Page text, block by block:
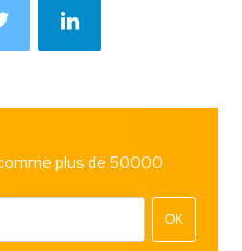
plus de 50000
OK